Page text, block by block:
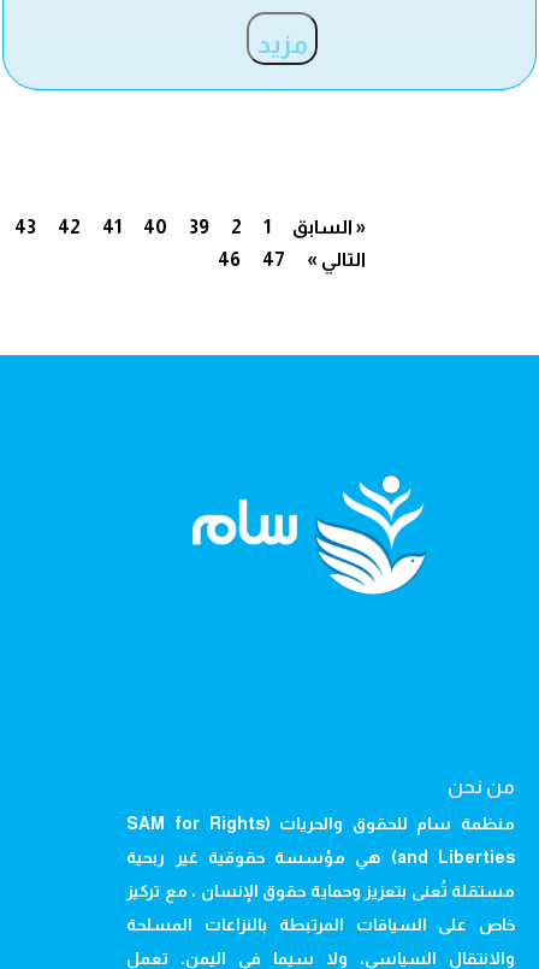
مزيد
« السابق 1
2
39
40
41
42
43
46
47 التالي »
من نحن
منظمة سام للحقوق والحريات (SAM for Rights
and Liberties) هي مؤسسة حقوقية غير ربحية
مستقلة تُعنى بتعزيز وحماية حقوق الإنسان ، مع تركيز
خاص على السياقات المرتبطة بالنزاعات المسلحة
والانتقال السياسي، ولا سيما في اليمن. تعمل